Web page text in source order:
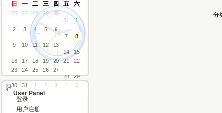
分
日
一 二 三 四 五 六
26 27 28 29
30
31
1
2
3 4 5
6
7
8
9
10 11 12
13
14
15
16
17 18 19 20 21
22
23
24 25 26
27
28
29
30
31 1 2 3 4 5
User Panel
登录
用户注册